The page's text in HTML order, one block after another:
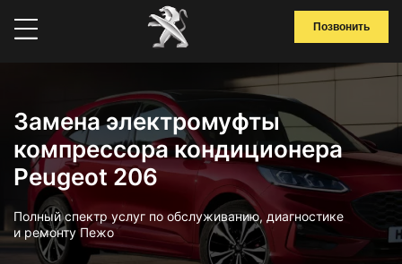
Позвонить
Замена электромуфты
компрессора кондиционера
Peugeot 206
Полный спектр услуг по обслуживанию, диагностике
и ремонту Пежо